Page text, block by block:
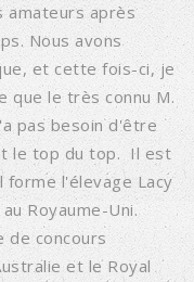
amateurs après
Nous avons
et cette fois-ci, je
que le très connu M.
pas besoin d'être
le top du top. Il est
forme l'élevage Lacy
Royaume-Uni.
de concours
et le Royal